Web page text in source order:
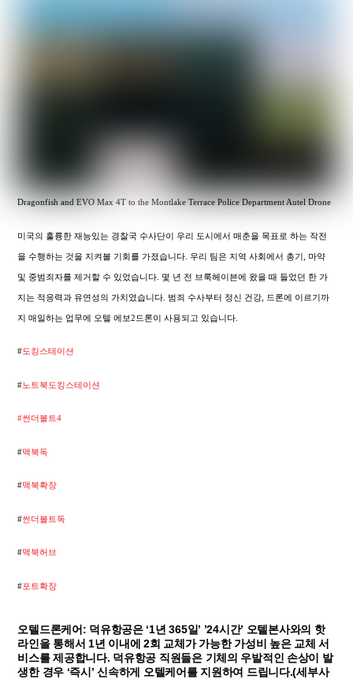
Dragonfish and EVO Max 4T to the Montlake Terrace Police Department Autel Drone
미국의 훌륭한 재능있는 경찰국 수사단이 우리 도시에서 매춘을 목표로 하는 작전
을 수행하는 것을 지켜볼 기회를 가졌습니다. 우리 팀은 지역 사회에서 총기, 마약
및 중범죄자를 제거할 수 있었습니다. 몇 년 전 브룩헤이븐에 왔을 때 들었던 한 가
지는 적응력과 유연성의 가치였습니다. 범죄 수사부터 정신 건강, 드론에 이르기까
지 매일하는 업무에 오텔 에보2드론이 사용되고 있습니다.
#도킹스테이션
#노트북도킹스테이션
#썬더볼트4
#맥북독
#맥북확장
#썬더볼트독
#맥북허브
#포트확장
오텔드론케어: 덕유항공은 ‘1년 365일’ ’24시간’ 오텔본사와의 핫
라인을 통해서 1년 이내에 2회 교체가 가능한 가성비 높은 교체 서
비스를 제공합니다. 덕유항공 직원들은 기체의 우발적인 손상이 발
생한 경우 ‘즉시’ 신속하게 오텔케어를 지원하여 드립니다.(세부사